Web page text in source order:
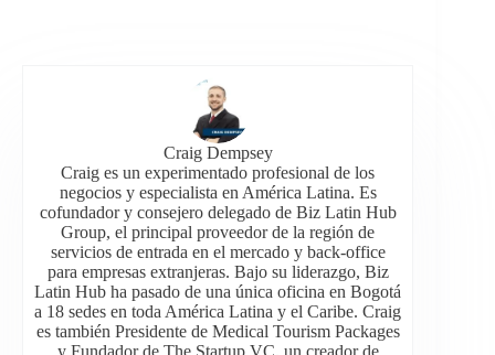
Craig Dempsey
Craig es un experimentado profesional de los
negocios y especialista en América Latina. Es
cofundador y consejero delegado de Biz Latin Hub
Group, el principal proveedor de la región de
servicios de entrada en el mercado y back-office
para empresas extranjeras. Bajo su liderazgo, Biz
Latin Hub ha pasado de una única oficina en Bogotá
a 18 sedes en toda América Latina y el Caribe. Craig
es también Presidente de Medical Tourism Packages
y Fundador de The Startup VC, un creador de